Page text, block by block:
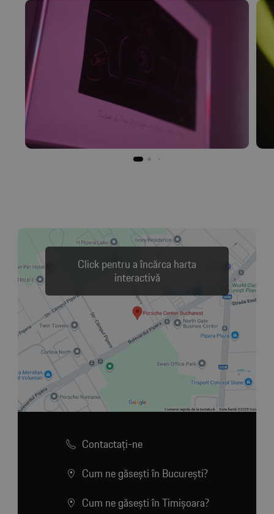
Click pentru a încărca harta
interactivă
Contactaţi-ne
Cum ne găsești în București?
Cum ne găsești în Timișoara?